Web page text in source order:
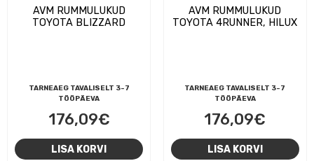
AVM RUMMULUKUD
TOYOTA BLIZZARD
TARNEAEG TAVALISELT 3-7
TÖÖPÄEVA
176,09€
LISA KORVI
AVM RUMMULUKUD
TOYOTA 4RUNNER, HILUX
TARNEAEG TAVALISELT 3-7
TÖÖPÄEVA
176,09€
LISA KORVI